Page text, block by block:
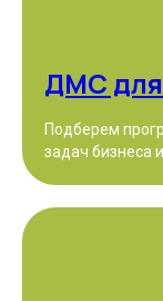
ДМС для
Подберем
задач бизнеса